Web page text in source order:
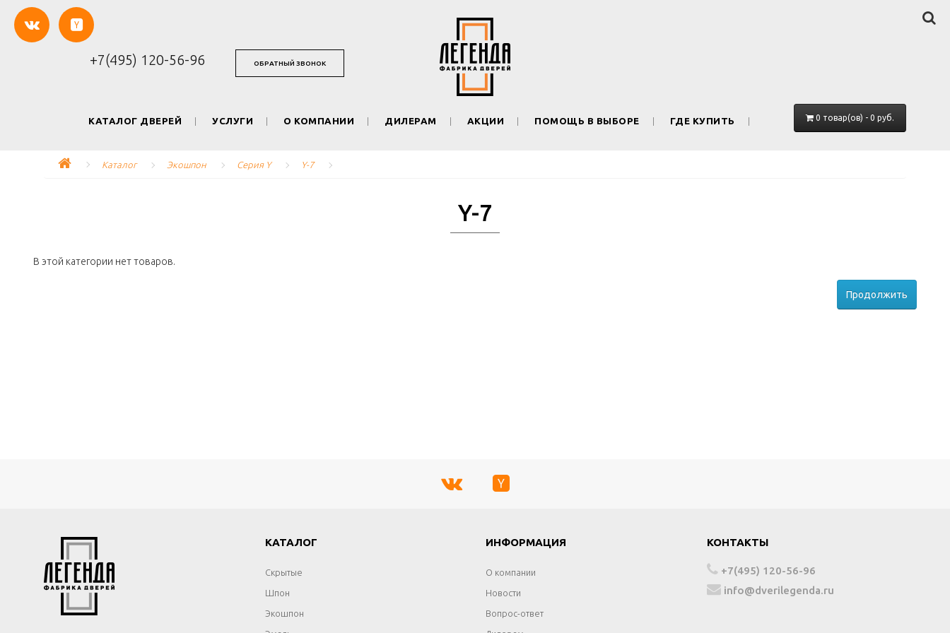
+7(495) 120-56-96 ОБРАТНЫЙ ЗВОНОК
КАТАЛОГ ДВЕРЕЙ УСЛУГИ О КОМПАНИИ ДИЛЕРАМ АКЦИИ ПОМОЩЬ В ВЫБОРЕ ГДЕ КУПИТЬ 0 товар(ов) - 0 руб.
Каталог Экошпон Серия Y Y-7
Y-7
В этой категории нет товаров.
Продолжить
КАТАЛОГ
Скрытые
Шпон
Экошпон
ИНФОРМАЦИЯ
О компании
Новости
Вопрос-ответ
КОНТАКТЫ
+7(495) 120-56-96
info@dverilegenda.ru